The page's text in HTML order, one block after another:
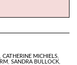
CATHERINE MICHIELS
SANDRA BULLOCK